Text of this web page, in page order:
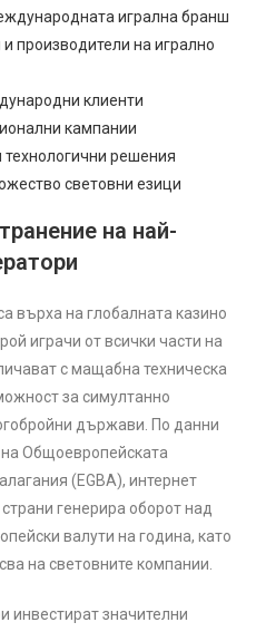
игрална бранш
производители на игрално
клиенти
кампании
технологични решения
световни езици
на най-
върха на глобалната казино
играчи от всички части на
с мащабна техническа
за симултанно
държави. По данни
Общоевропейската
(EGBA), интернет
генерира оборот над
валути на година, като
на световните компании.
инвестират значителни